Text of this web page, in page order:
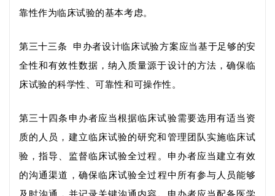
靠性作为临床试验的基本考虑。
第三十三条 申办者设计临床试验方案应当基于足够的安
全性和有效性数据 ，纳入 质量源于设计的方法 ，确保临
床试验的科学性、可靠性和可操作性。
第三十四条 申办者应当根据临床试验需要选用有适当资
质的人员，建立临床试验的研究和管理团队实施临床试
验 ，指导、监督临床试验全过程 。申办者应当建立有效
的沟通渠道，确保临床试验全过程中所有参与人员能够